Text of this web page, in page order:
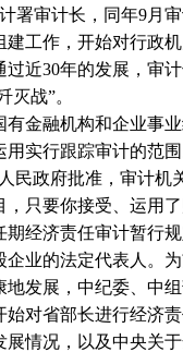
署审计长，同年9月
工作，开始对行政
过近30年的发展，审
战”。
金融机构和企业事
实行跟踪审计的范围
政府批准，审计
只要你接受、运用
经济责任审计暂行
业的法定代表人。
发展，中纪委、中
始对省部长进行经济
情况，以及中央关